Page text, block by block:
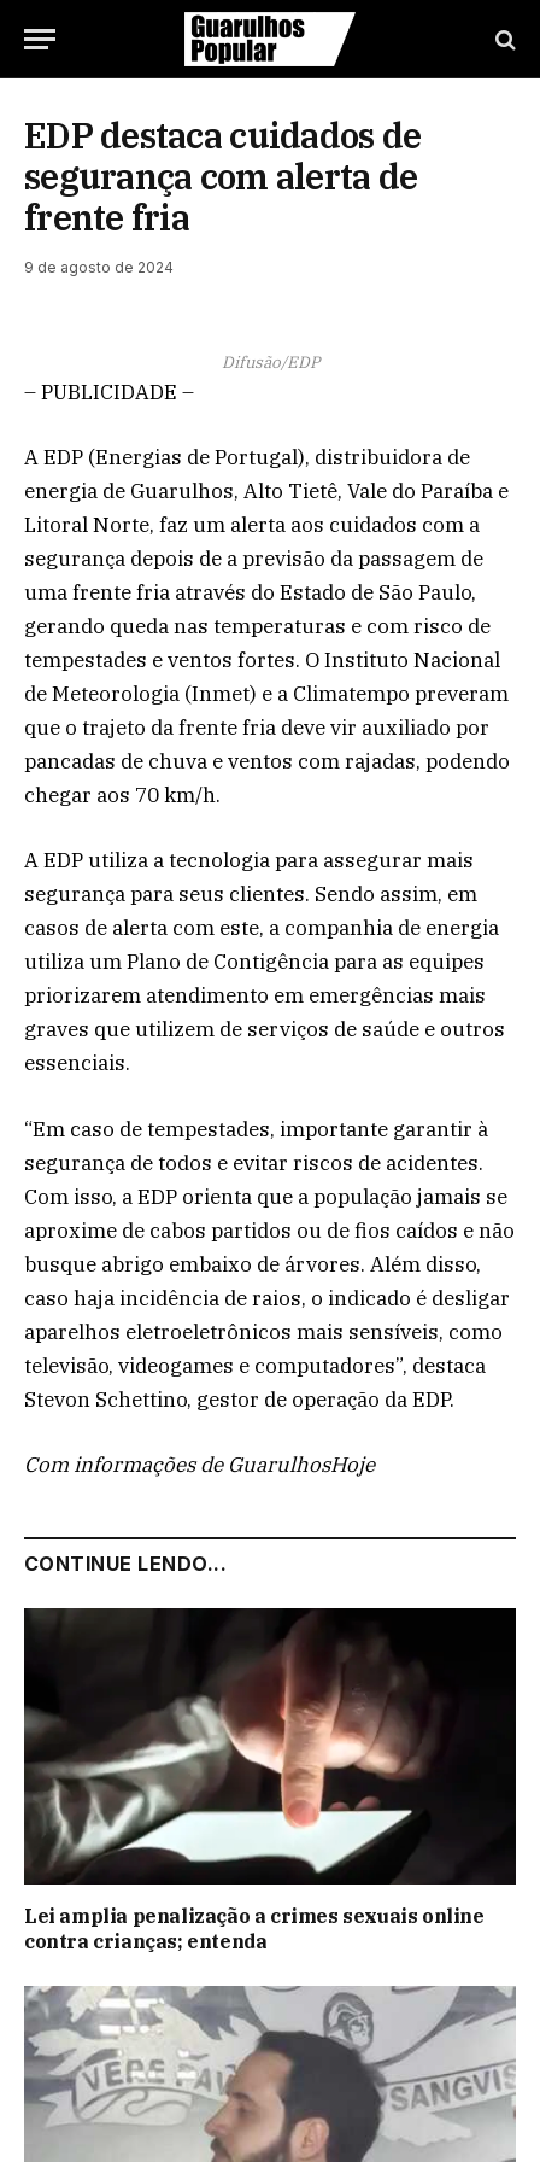
EDP destaca cuidados de
segurança com alerta de
frente fria
9 de agosto de 2024
Difusão/EDP
– PUBLICIDADE –
A EDP (Energias de Portugal), distribuidora de
energia de Guarulhos, Alto Tietê, Vale do Paraíba e
Litoral Norte, faz um alerta aos cuidados com a
segurança depois de a previsão da passagem de
uma frente fria através do Estado de São Paulo,
gerando queda nas temperaturas e com risco de
tempestades e ventos fortes. O Instituto Nacional
de Meteorologia (Inmet) e a Climatempo preveram
que o trajeto da frente fria deve vir auxiliado por
pancadas de chuva e ventos com rajadas, podendo
chegar aos 70 km/h.
A EDP utiliza a tecnologia para assegurar mais
segurança para seus clientes. Sendo assim, em
casos de alerta com este, a companhia de energia
utiliza um Plano de Contigência para as equipes
priorizarem atendimento em emergências mais
graves que utilizem de serviços de saúde e outros
essenciais.
“Em caso de tempestades, importante garantir à
segurança de todos e evitar riscos de acidentes.
Com isso, a EDP orienta que a população jamais se
aproxime de cabos partidos ou de fios caídos e não
busque abrigo embaixo de árvores. Além disso,
caso haja incidência de raios, o indicado é desligar
aparelhos eletroeletrônicos mais sensíveis, como
televisão, videogames e computadores”, destaca
Stevon Schettino, gestor de operação da EDP.
Com informações de GuarulhosHoje
CONTINUE LENDO...
Lei amplia penalização a crimes sexuais online
contra crianças; entenda